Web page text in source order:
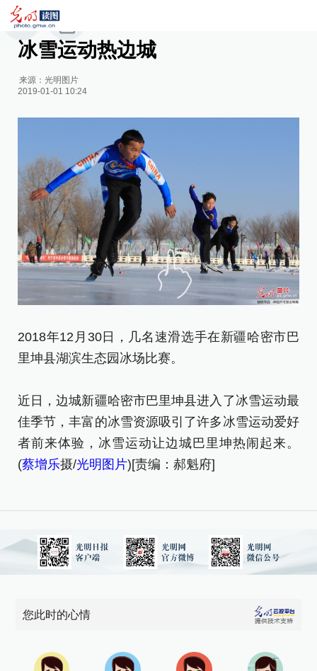
冰雪运动热边城
来源：光明图片
2019-01-01 10:24
2018年12月30日，几名速滑选手在新疆哈密市巴
里坤县湖滨生态园冰场比赛。
近日，边城新疆哈密市巴里坤县进入了冰雪运动最
佳季节，丰富的冰雪资源吸引了许多冰雪运动爱好
者前来体验，冰雪运动让边城巴里坤热闹起来。
(蔡增乐摄/光明图片)[责编：郝魁府]
您此时的心情